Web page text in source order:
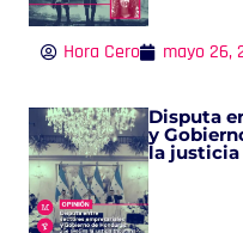
Hora Cero mayo 26,
Disputa
y
la